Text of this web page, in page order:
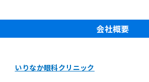
会社概要
いりなか眼科クリニック